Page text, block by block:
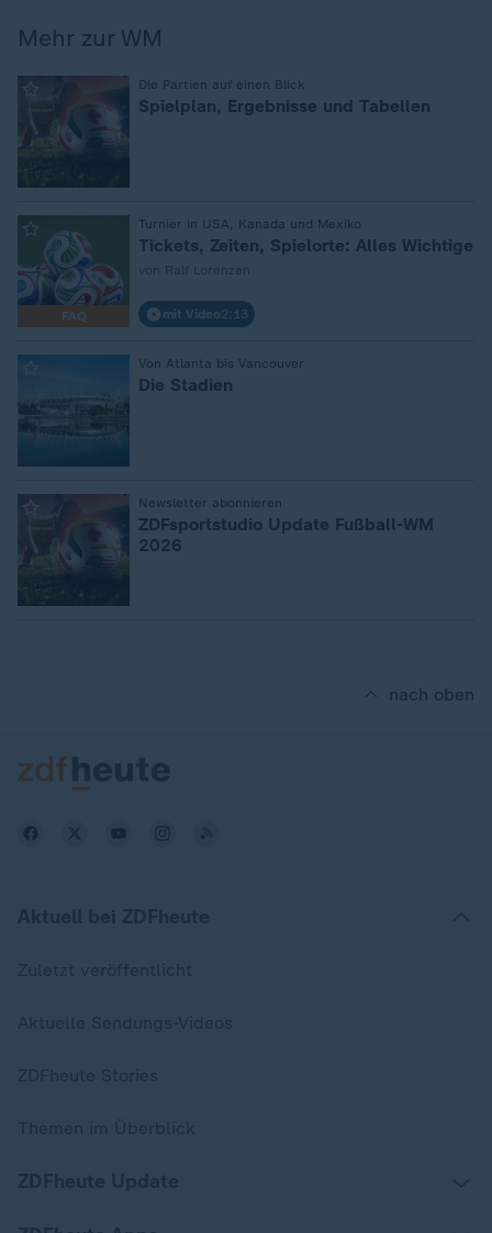
Mehr zur WM
Die Partien auf einen Blick
Spielplan, Ergebnisse und Tabellen
FAQ
Turnier in USA, Kanada und Mexiko
Tickets, Zeiten, Spielorte: Alles Wichtige
mit Video2:13
Von Atlanta bis Vancouver
Die Stadien
Newsletter abonnieren
ZDFsportstudio Update Fußball-WM
2026
nach oben